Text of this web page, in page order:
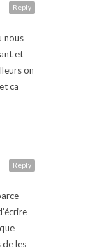
Reply
nous
et
on
ca
Reply
de les